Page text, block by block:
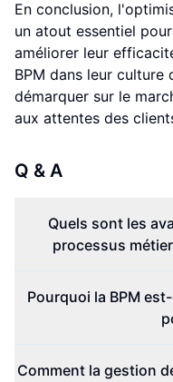
En conclusion,
un atout essentiel
améliorer leur
BPM dans leur culture
démarquer sur le
aux attentes des
Q & A
Quels sont les
processus
Pourquoi la BPM
Comment la gestion